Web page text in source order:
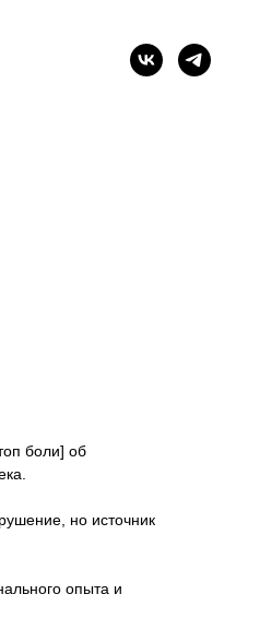
боли] об
но источник
опыта и